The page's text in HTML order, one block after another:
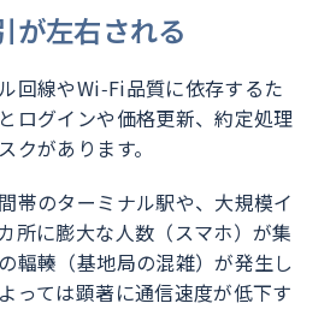
が左右される
回線やWi‑Fi品質に依存するた
ログインや価格更新、約定処理
クがあります。
帯のターミナル駅や、大規模イ
所に膨大な人数（スマホ）が集
輻輳（基地局の混雑）が発生し
っては顕著に通信速度が低下す